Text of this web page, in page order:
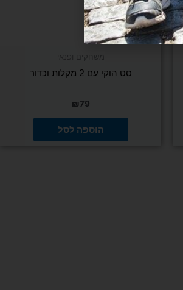
סט הוקי עם 2 מקלות וכדור
₪79
הוספה לסל